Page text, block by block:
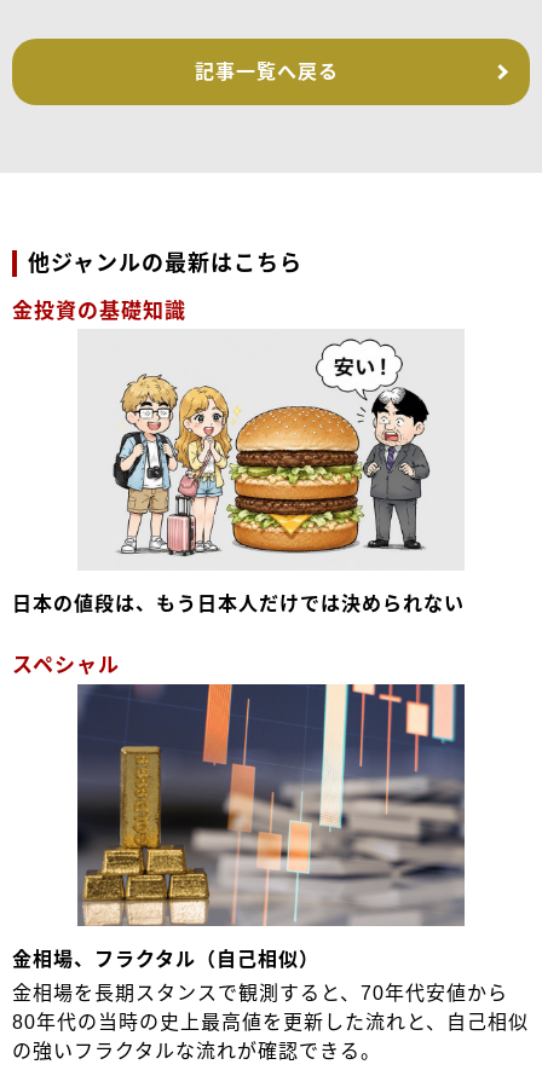
記事一覧へ戻る
他ジャンルの最新はこちら
金投資の基礎知識
日本の値段は、もう日本人だけでは決められない
スペシャル
金相場、フラクタル（自己相似）
金相場を長期スタンスで観測すると、70年代安値から
80年代の当時の史上最高値を更新した流れと、自己相似
の強いフラクタルな流れが確認できる。